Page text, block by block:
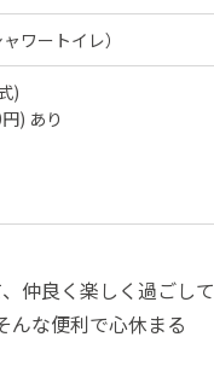
ワートイレ）
)
) あり
仲良く楽しく過ごして
んな便利で心休まる